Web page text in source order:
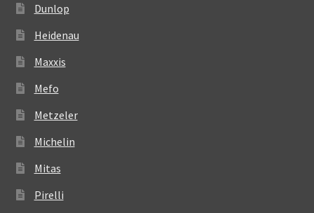
Dunlop
Heidenau
Maxxis
Mefo
Metzeler
Michelin
Mitas
Pirelli